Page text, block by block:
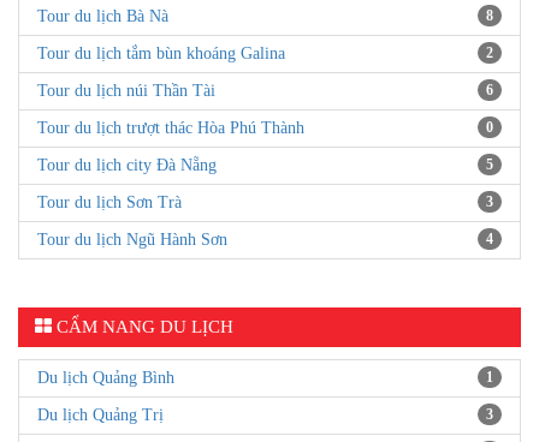
Tour du lịch Bà Nà 8
Tour du lịch tắm bùn khoáng Galina 2
Tour du lịch núi Thần Tài 6
Tour du lịch trượt thác Hòa Phú Thành 0
Tour du lịch city Đà Nẵng 5
Tour du lịch Sơn Trà 3
Tour du lịch Ngũ Hành Sơn 4
CẨM NANG DU LỊCH
Du lịch Quảng Bình 1
Du lịch Quảng Trị 3